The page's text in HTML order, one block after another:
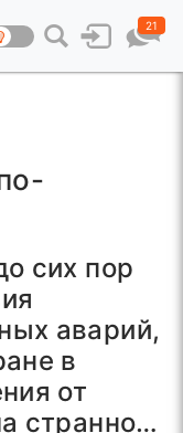
21
сих пор
аварий,
в
от
странно…